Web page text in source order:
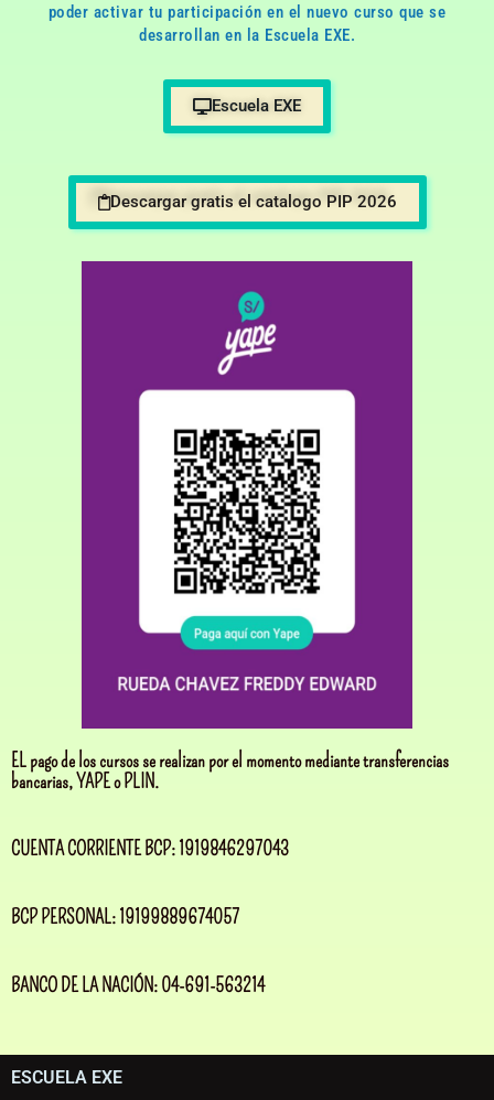
poder activar tu participación en el nuevo curso que se
desarrollan en la Escuela EXE.
Escuela EXE
Descargar gratis el catalogo PIP 2026
EL pago de los cursos se realizan por el momento mediante transferencias
bancarias, YAPE o PLIN.
CUENTA CORRIENTE BCP: 1919846297043
BCP PERSONAL: 19199889674057
BANCO DE LA NACIÓN: 04-691-563214
ESCUELA EXE